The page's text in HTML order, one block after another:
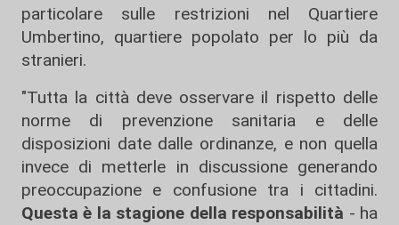
particolare sulle restrizioni nel Quartiere
Umbertino, quartiere popolato per lo più da
stranieri.
"Tutta la città deve osservare il rispetto delle
norme di prevenzione sanitaria e delle
disposizioni date dalle ordinanze, e non quella
invece di metterle in discussione generando
preoccupazione e confusione tra i cittadini.
Questa è la stagione della responsabilità - ha